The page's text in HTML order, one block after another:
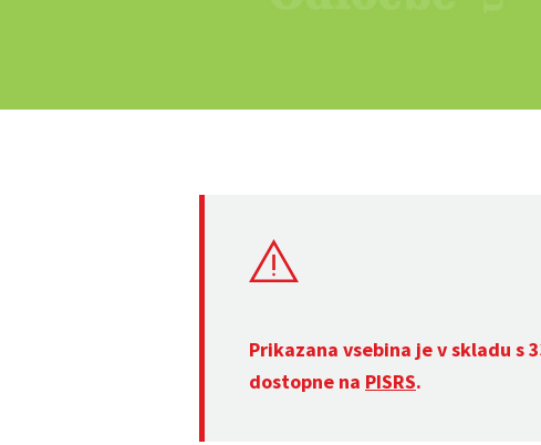
Prikazana vsebina je v skladu s
dostopne na PISRS.